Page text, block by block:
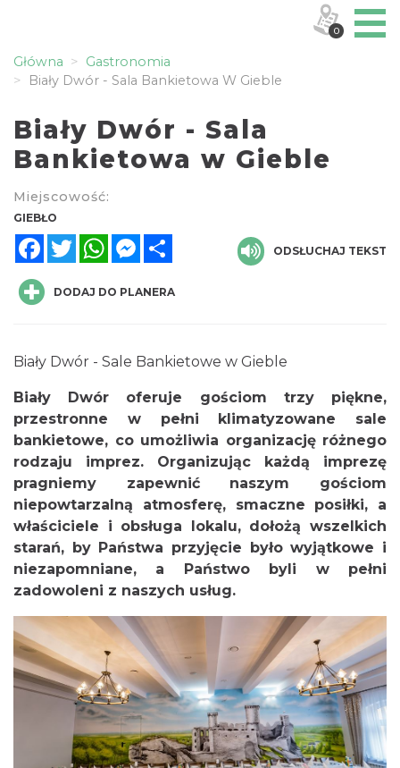
Główna
Gastronomia
Biały Dwór - Sala Bankietowa W Gieble
Biały Dwór - Sala
Bankietowa w Gieble
Miejscowość:
GIEBŁO
FacebookTwitterWhatsAppMessenger
ODSŁUCHAJ TEKST
DODAJ DO PLANERA
Biały Dwór - Sale Bankietowe w Gieble
Biały Dwór oferuje gościom trzy piękne,
przestronne w pełni klimatyzowane sale
bankietowe, co umożliwia organizację różnego
rodzaju imprez. Organizując każdą imprezę
pragniemy zapewnić naszym gościom
niepowtarzalną atmosferę, smaczne posiłki, a
właściciele i obsługa lokalu, dołożą wszelkich
starań, by Państwa przyjęcie było wyjątkowe i
niezapomniane, a Państwo byli w pełni
zadowoleni z naszych usług.
0